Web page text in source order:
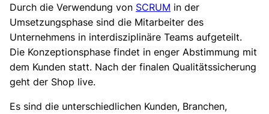
Durch die Verwendung von SCRUM in der
Umsetzungsphase sind die Mitarbeiter des
Unternehmens in interdisziplinäre Teams aufgeteilt.
Die Konzeptionsphase findet in enger Abstimmung mit
dem Kunden statt. Nach der finalen Qualitätssicherung
geht der Shop live.
Es sind die unterschiedlichen Kunden, Branchen,